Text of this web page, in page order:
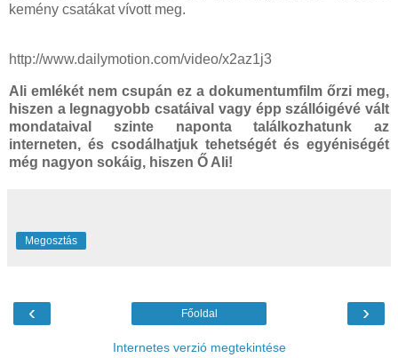
kemény csatákat vívott meg.
http://www.dailymotion.com/video/x2az1j3
Ali emlékét nem csupán ez a dokumentumfilm őrzi meg,
hiszen a legnagyobb csatáival vagy épp szállóigévé vált
mondataival szinte naponta találkozhatunk az
interneten, és csodálhatjuk tehetségét és egyéniségét
még nagyon sokáig, hiszen Ő Ali!
Megosztás
‹ ›
Főoldal
Internetes verzió megtekintése